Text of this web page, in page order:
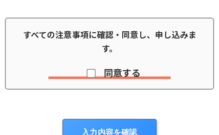
すべての注意事項に確認・同意し、申し込みま
す。
同意する